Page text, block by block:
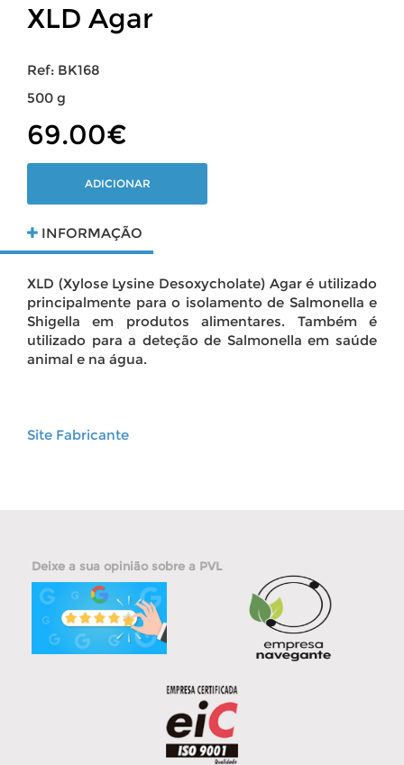
XLD Agar
Ref: BK168
500 g
69.00€
ADICIONAR
INFORMAÇÃO
XLD (Xylose Lysine Desoxycholate) Agar é utilizado
principalmente para o isolamento de Salmonella e
Shigella em produtos alimentares. Também é
utilizado para a deteção de Salmonella em saúde
animal e na água.
Site Fabricante
Deixe a sua opinião sobre a PVL